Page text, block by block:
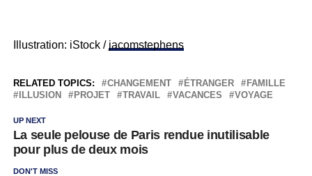
Illustration: iStock / jacomstephens
RELATED TOPICS: CHANGEMENT ÉTRANGER
FAMILLE
ILLUSION
PROJET TRAVAIL VACANCES VOYAGE
UP NEXT
La seule pelouse de Paris rendue inutilisable
pour plus de deux mois
DON'T MISS